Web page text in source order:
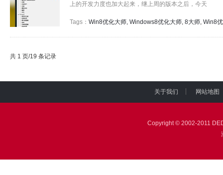
上的开发力度也加大起来，继上周的版本之后，今天
Tags： Win8优化大师, Windows8优化大师, 8大师, Win8
共 1 页/19 条记录
关于我们
网站地图
Copyright © 2002-2011